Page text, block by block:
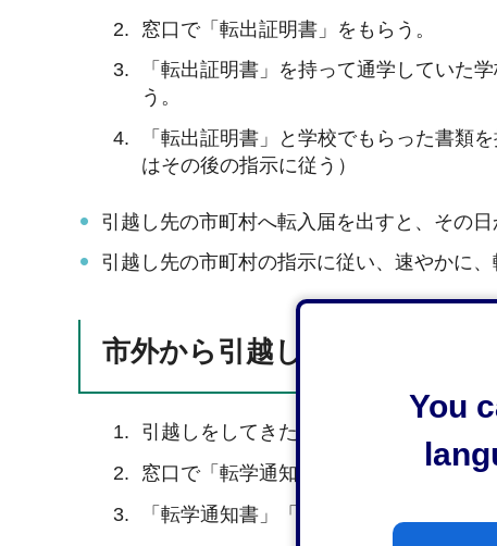
You
窓口で「転出証明書」をもらう。
「転出証明書」を持って通学していた
う。
「転出証明書」と学校でもらった書類
はその後の指示に従う）
引越し先の市町村へ転入届を出すと、その
引越し先の市町村の指示に従い、速やかに、
市外から引越ししてくる
引越しをしてきたら、転入届を出す。
窓口で「転学通知書」をもらう。
「転学通知書」「在学証明書」「教科